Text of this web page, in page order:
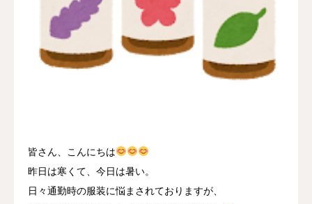
皆さん、こんにちは
昨日は寒くて、今日は暑い。
日々通勤時の服装に悩まされておりますが、
お問い合わせ